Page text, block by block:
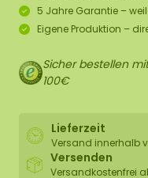
5 Jahre Garantie –
Eigene Produktion –
Sicher bestellen
100€
Lieferzeit
Versand innerhalb
Versenden
Versandkostenfrei